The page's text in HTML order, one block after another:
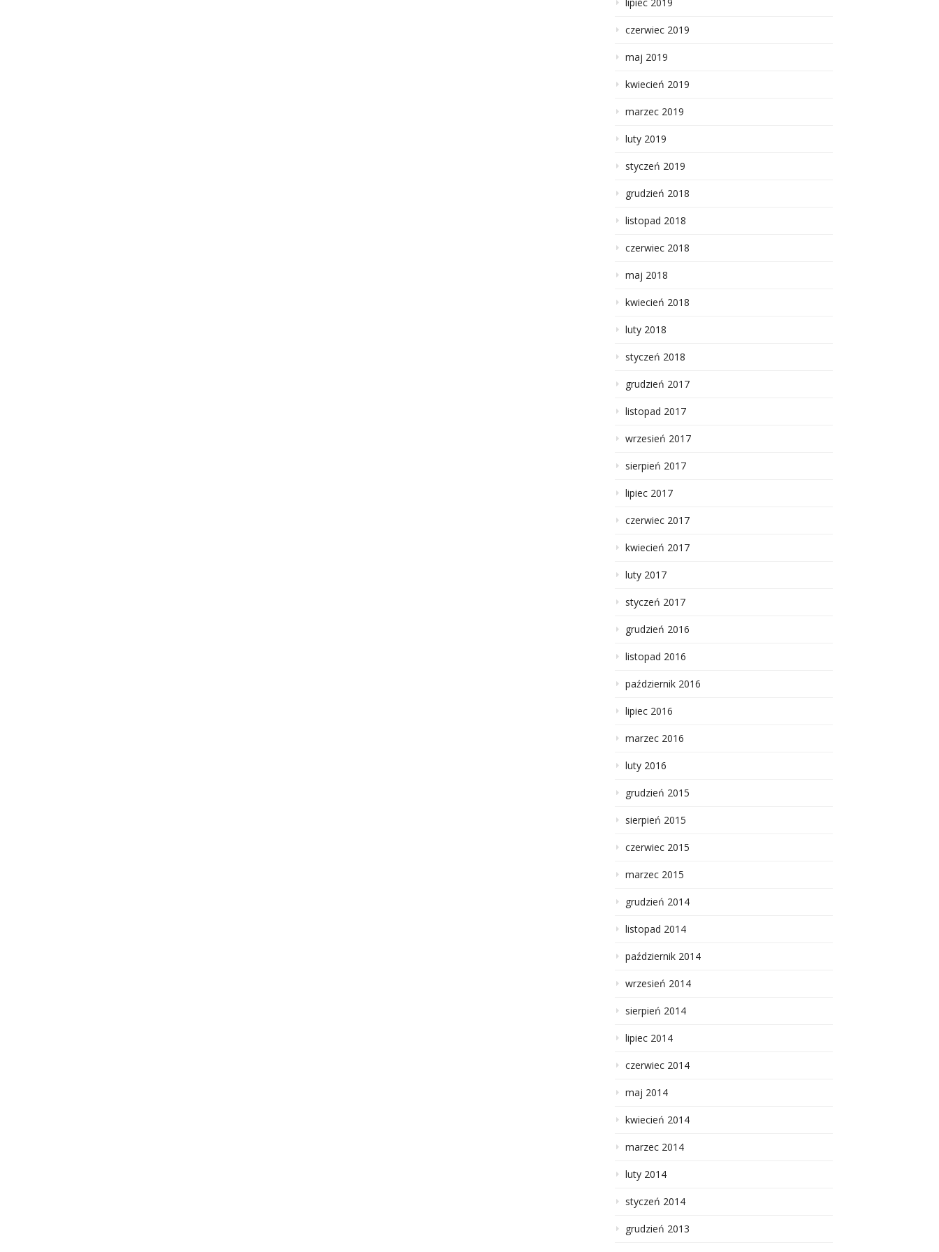
czerwiec 2019
maj 2019
kwiecień 2019
marzec 2019
luty 2019
styczeń 2019
grudzień 2018
listopad 2018
czerwiec 2018
maj 2018
kwiecień 2018
luty 2018
styczeń 2018
grudzień 2017
listopad 2017
wrzesień 2017
sierpień 2017
lipiec 2017
czerwiec 2017
kwiecień 2017
luty 2017
styczeń 2017
grudzień 2016
listopad 2016
październik 2016
lipiec 2016
marzec 2016
luty 2016
grudzień 2015
sierpień 2015
czerwiec 2015
marzec 2015
grudzień 2014
listopad 2014
październik 2014
wrzesień 2014
sierpień 2014
lipiec 2014
czerwiec 2014
maj 2014
kwiecień 2014
marzec 2014
luty 2014
styczeń 2014
grudzień 2013